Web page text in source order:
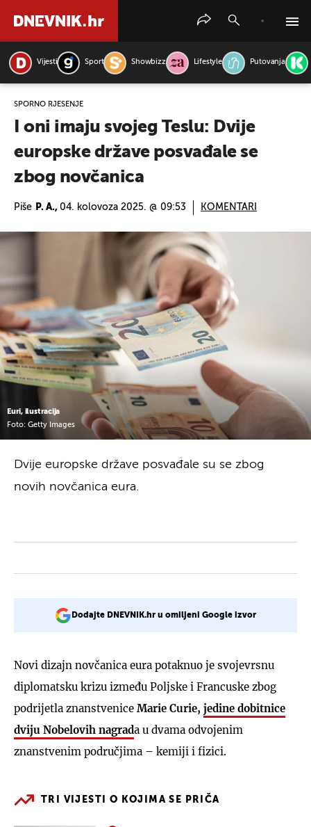
Vijesti Sport Showbizz Lifestyle Putovanja
SPORNO RJEŠENJE
I oni imaju svojeg Teslu: Dvije
europske države posvađale se
zbog novčanica
Piše P. A., 04. kolovoza 2025. @ 09:53 KOMENTARI
Euri, ilustracija
Foto: Getty Images
Dvije europske države posvađale su se zbog
novih novčanica eura.
Dodajte DNEVNIK.hr u omiljeni Google izvor
Novi dizajn novčanica eura potaknuo je svojevrsnu
diplomatsku krizu između Poljske i Francuske zbog
podrijetla znanstvenice Marie Curie, jedine dobitnice
dviju Nobelovih nagrada u dvama odvojenim
znanstvenim područjima – kemiji i fizici.
TRI VIJESTI O KOJIMA SE PRIČA
PRETRAŽITE VIJESTI